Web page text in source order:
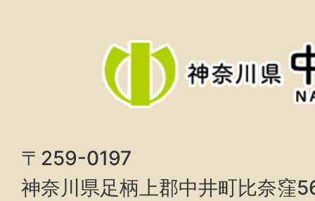
〒259-0197
神奈川県足柄上郡中井町比奈窪